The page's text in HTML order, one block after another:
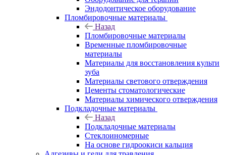
Эндодонтическое оборудование
Пломбировочные материалы
Назад
Пломбировочные материалы
Временные пломбировочные
материалы
Материалы для восстановления культи
зуба
Материалы светового отверждения
Цементы стоматологические
Материалы химического отверждения
Подкладочные материалы
Назад
Подкладочные материалы
Стеклоиномерные
На основе гидроокиси кальция